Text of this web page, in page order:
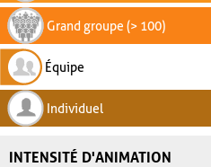
Grand groupe (> 100)
Équipe
Individuel
INTENSITÉ D'ANIMATION